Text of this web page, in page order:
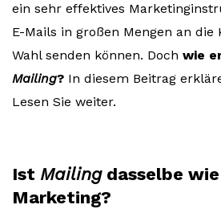
ein sehr effektives
E-Mails in großen Mengen an
Wahl senden können. Doch wie
Mailing? In diesem Beitrag
Lesen Sie weiter.
Ist Mailingdasselbe
Marketing?